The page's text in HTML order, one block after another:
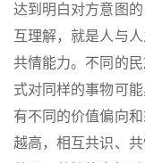
达到明白对方意图
互理解，就是人与
共情能力。不同的
式对同样的事物可
有不同的价值偏向
越高，相互共识、